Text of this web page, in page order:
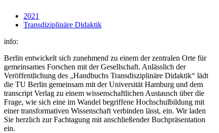
2021
Transdiziplinäre Didaktik
info:
Berlin entwickelt sich zunehmend zu einem der zentralen Orte für
gemeinsames Forschen mit der Gesellschaft. Anlässlich der
Veröffentlichung des „Handbuchs Transdisziplinäre Didaktik“ lädt
die TU Berlin gemeinsam mit der Universität Hamburg und dem
transcript Verlag zu einem wissenschaftlichen Austausch über die
Frage, wie sich eine im Wandel begriffene Hochschulbildung mit
einer transformativen Wissenschaft verbinden lässt, ein. Wir laden
Sie herzlich zur Fachtagung mit anschließender Buchpräsentation
ein.